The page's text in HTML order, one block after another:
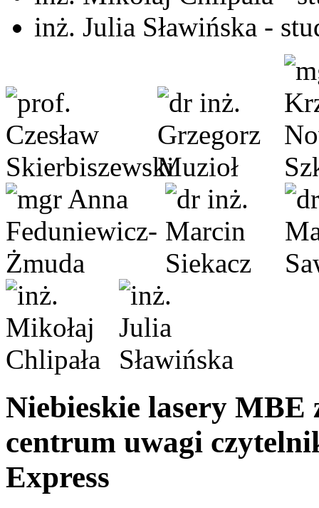
inż. Julia Sławińska -
Niebieskie lasery MBE
centrum uwagi
Express